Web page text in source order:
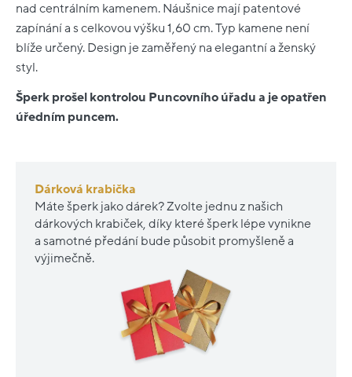
nad centrálním kamenem. Náušnice mají patentové
zapínání a s celkovou výšku 1,60 cm. Typ kamene není
blíže určený. Design je zaměřený na elegantní a ženský
styl.
Šperk prošel kontrolou Puncovního úřadu a je opatřen
úředním puncem.
Dárková krabička
Máte šperk jako dárek? Zvolte jednu z našich
dárkových krabiček, díky které šperk lépe vynikne
a samotné předání bude působit promyšleně a
výjimečně.